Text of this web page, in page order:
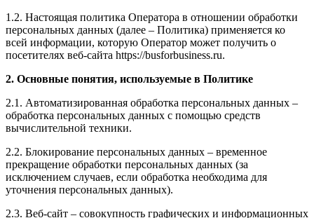
1.2. Настоящая политика Оператора в отношении обработки
персональных данных (далее – Политика) применяется ко
всей информации, которую Оператор может получить о
посетителях веб-сайта https://busforbusiness.ru.
2. Основные понятия, используемые в Политике
2.1. Автоматизированная обработка персональных данных –
обработка персональных данных с помощью средств
вычислительной техники.
2.2. Блокирование персональных данных – временное
прекращение обработки персональных данных (за
исключением случаев, если обработка необходима для
уточнения персональных данных).
2.3. Веб-сайт – совокупность графических и информационных